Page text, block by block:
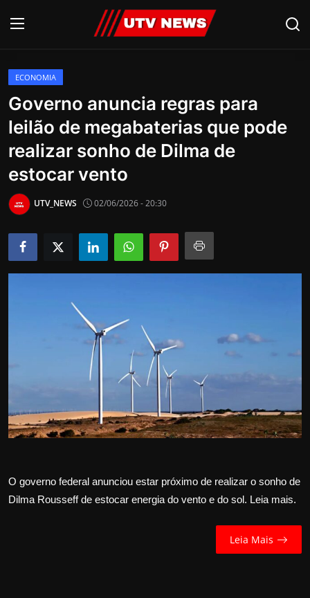
AO VIVO
PIRACICABA
CAMPINAS
LIMEIRA
Economia
Justiça
Saúde
ECONOMIA
Governo anuncia regras para
leilão de megabaterias que pode
realizar sonho de Dilma de
estocar vento
UTV_NEWS 02/06/2026 - 20:30
O governo federal anunciou estar próximo de realizar o sonho de
Dilma Rousseff de estocar energia do vento e do sol. Leia mais.
Leia Mais